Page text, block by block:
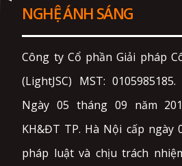
NGHỆ ÁNH SÁNG
Công ty Cổ phần Giải pháp
(LightJSC) MST:
Ngày 05 tháng 09 năm
KH&ĐT TP. Hà Nội cấp ngày
pháp luật và chịu trách